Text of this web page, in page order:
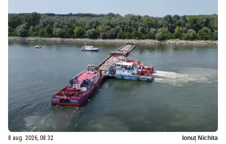
8 aug. 2026, 08:32 Ionuț Nichita